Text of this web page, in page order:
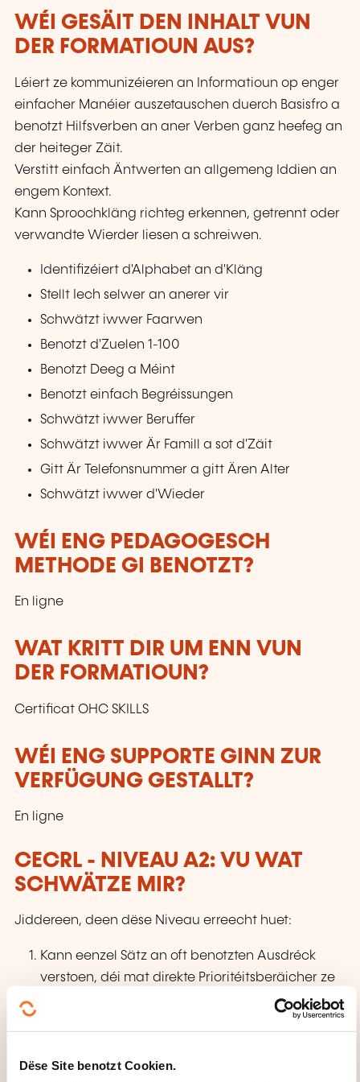
Dëse Site benotzt Cookien.
WÉI GESÄIT DEN INHALT VUN
DER FORMATIOUN AUS?
Léiert ze kommunizéieren an Informatioun op enger
einfacher Manéier auszetauschen duerch Basisfro a
benotzt Hilfsverben an aner Verben ganz heefeg an
der heiteger Zäit.
Verstitt einfach Äntwerten an allgemeng Iddien an
engem Kontext.
Kann Sproochkläng richteg erkennen, getrennt oder
verwandte Wierder liesen a schreiwen.
Identifizéiert d'Alphabet an d'Kläng
Stellt Iech selwer an anerer vir
Schwätzt iwwer Faarwen
Benotzt d'Zuelen 1-100
Benotzt Deeg a Méint
Benotzt einfach Begréissungen
Schwätzt iwwer Beruffer
Schwätzt iwwer Är Famill a sot d'Zäit
Gitt Är Telefonsnummer a gitt Ären Alter
Schwätzt iwwer d'Wieder
WÉI ENG PEDAGOGESCH
METHODE GI BENOTZT?
En ligne
WAT KRITT DIR UM ENN VUN
DER FORMATIOUN?
Certificat OHC SKILLS
WÉI ENG SUPPORTE GINN ZUR
VERFÜGUNG GESTALLT?
En ligne
CECRL - NIVEAU A2: VU WAT
SCHWÄTZE MIR?
Jiddereen, deen dëse Niveau erreecht huet:
Kann eenzel Sätz an oft benotzten Ausdréck
verstoen, déi mat direkte Prioritéitsberäicher ze
dinn hunn (zum Beispill einfach Informatiounen
sech an einfachen a gewinnte Situatioune